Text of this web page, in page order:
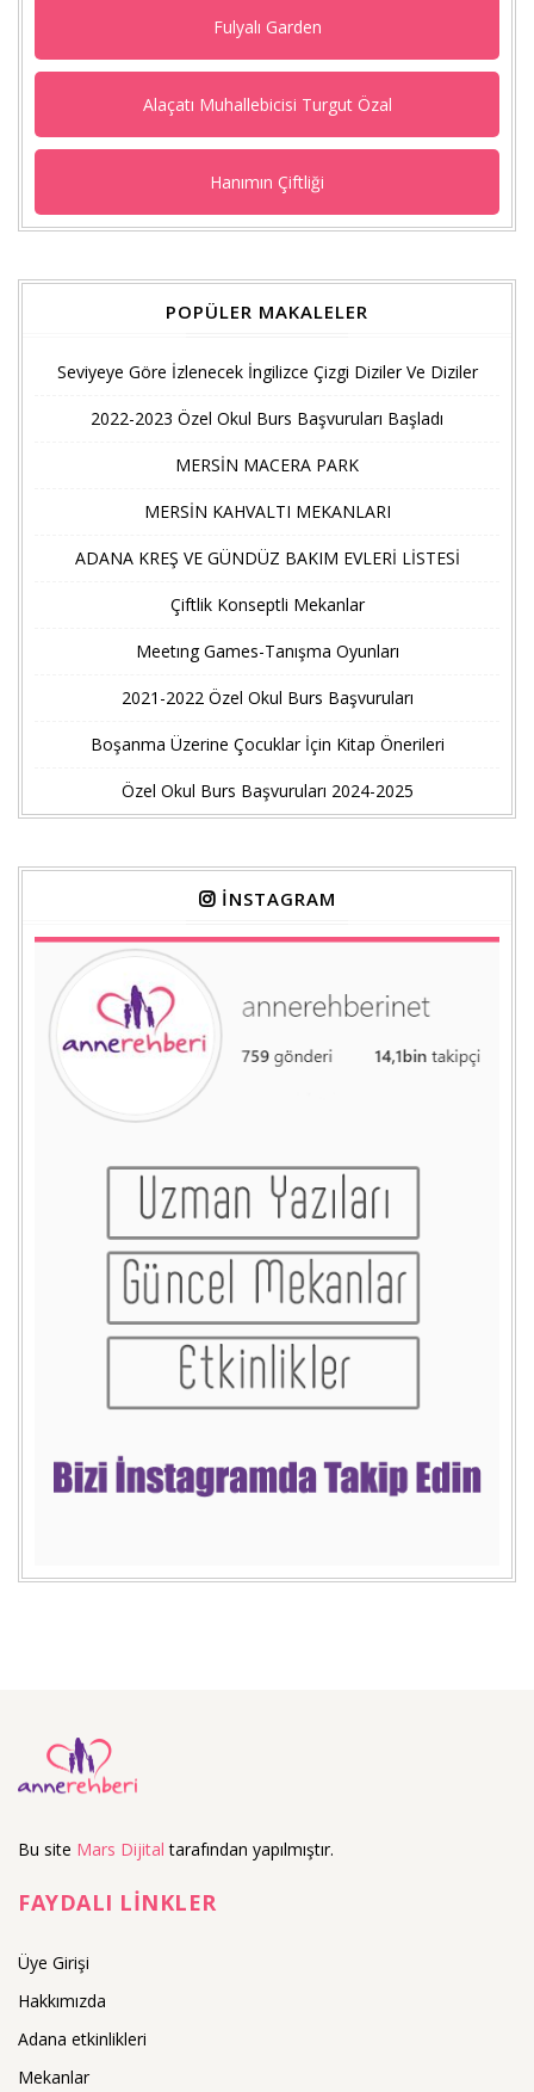
Fulyalı Garden
Alaçatı Muhallebicisi Turgut Özal
Hanımın Çiftliği
POPÜLER MAKALELER
Seviyeye Göre İzlenecek İngilizce Çizgi Diziler Ve Diziler
2022-2023 Özel Okul Burs Başvuruları Başladı
MERSİN MACERA PARK
MERSİN KAHVALTI MEKANLARI
ADANA KREŞ VE GÜNDÜZ BAKIM EVLERİ LİSTESİ
Çiftlik Konseptli Mekanlar
Meetıng Games-Tanışma Oyunları
2021-2022 Özel Okul Burs Başvuruları
Boşanma Üzerine Çocuklar İçin Kitap Önerileri
Özel Okul Burs Başvuruları 2024-2025
İNSTAGRAM
Bu site Mars Dijital tarafından yapılmıştır.
FAYDALI LİNKLER
Üye Girişi
Hakkımızda
Adana etkinlikleri
Mekanlar